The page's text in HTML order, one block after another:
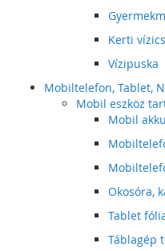
Kerti
Vízipuska
Mobiltelefon, Tablet,
Mobil eszköz
Mobil
Okosóra,
Tablet
Táblagép